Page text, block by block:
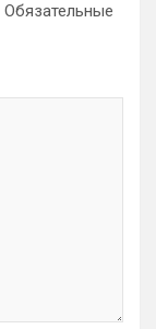
Обязательные